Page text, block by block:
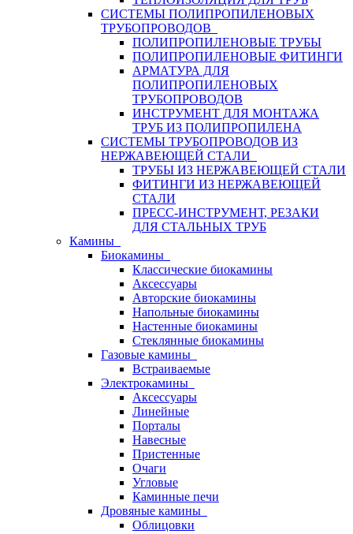
СИСТЕМЫ ПОЛИПРОПИЛЕНОВЫХ
ТРУБОПРОВОДОВ
ПОЛИПРОПИЛЕНОВЫЕ ТРУБЫ
ПОЛИПРОПИЛЕНОВЫЕ ФИТИНГИ
АРМАТУРА ДЛЯ
ПОЛИПРОПИЛЕНОВЫХ
ТРУБОПРОВОДОВ
ИНСТРУМЕНТ ДЛЯ МОНТАЖА
ТРУБ ИЗ ПОЛИПРОПИЛЕНА
СИСТЕМЫ ТРУБОПРОВОДОВ ИЗ
НЕРЖАВЕЮЩЕЙ СТАЛИ
ТРУБЫ ИЗ НЕРЖАВЕЮЩЕЙ СТАЛИ
ФИТИНГИ ИЗ НЕРЖАВЕЮЩЕЙ
СТАЛИ
ПРЕСС-ИНСТРУМЕНТ, РЕЗАКИ
ДЛЯ СТАЛЬНЫХ ТРУБ
Камины
Биокамины
Классические биокамины
Аксессуары
Авторские биокамины
Напольные биокамины
Настенные биокамины
Стеклянные биокамины
Газовые камины
Встраиваемые
Электрокамины
Аксессуары
Линейные
Порталы
Навесные
Пристенные
Очаги
Угловые
Каминные печи
Дровяные камины
Облицовки